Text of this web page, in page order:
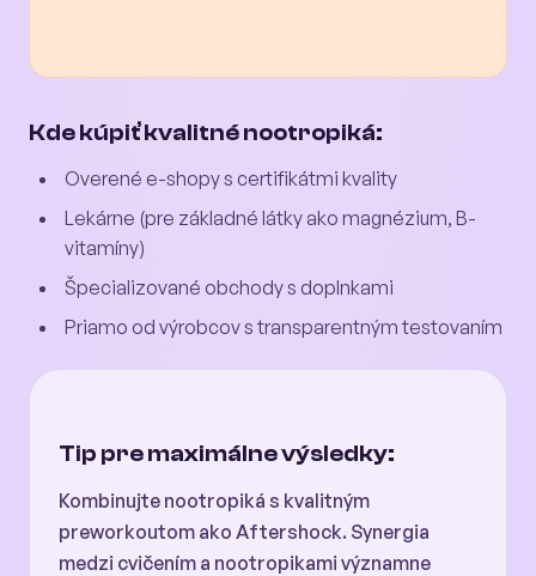
Kde kúpiť kvalitné nootropiká:
Overené e-shopy s certifikátmi kvality
Lekárne (pre základné látky ako magnézium, B-
vitamíny)
Špecializované obchody s doplnkami
Priamo od výrobcov s transparentným testovaním
Tip pre maximálne výsledky:
Kombinujte nootropiká s kvalitným
preworkoutom ako Aftershock. Synergia
medzi cvičením a nootropikami významne